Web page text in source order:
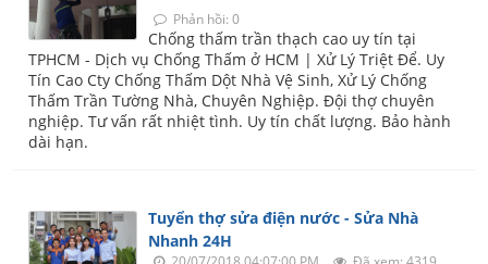
Phản hồi: 0
Chống thấm trần thạch cao uy tín tại
TPHCM - Dịch vụ Chống Thấm ở HCM | Xử Lý Triệt Để. Uy
Tín Cao‎ Cty Chống Thấm Dột Nhà Vệ Sinh, Xử Lý Chống
Thấm Trần Tường Nhà, Chuyên Nghiệp. Đội thợ chuyên
nghiệp. Tư vấn rất nhiệt tình. Uy tín chất lượng. Bảo hành
dài hạn.
Tuyển thợ sửa điện nước - Sửa Nhà
Nhanh 24H